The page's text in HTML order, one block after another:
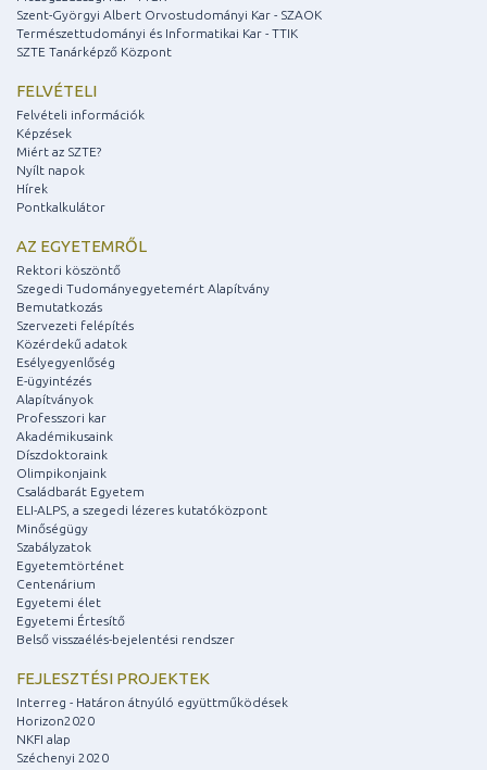
Szent-Györgyi Albert Orvostudományi Kar - SZAOK
Természettudományi és Informatikai Kar - TTIK
SZTE Tanárképző Központ
FELVÉTELI
Felvételi információk
Képzések
Miért az SZTE?
Nyílt napok
Hírek
Pontkalkulátor
AZ EGYETEMRŐL
Rektori köszöntő
Szegedi Tudományegyetemért Alapítvány
Bemutatkozás
Szervezeti felépítés
Közérdekű adatok
Esélyegyenlőség
E-ügyintézés
Alapítványok
Professzori kar
Akadémikusaink
Díszdoktoraink
Olimpikonjaink
Családbarát Egyetem
ELI-ALPS, a szegedi lézeres kutatóközpont
Minőségügy
Szabályzatok
Egyetemtörténet
Centenárium
Egyetemi élet
Egyetemi Értesítő
Belső visszaélés-bejelentési rendszer
FEJLESZTÉSI PROJEKTEK
Interreg - Határon átnyúló együttműködések
Horizon2020
NKFI alap
Széchenyi 2020